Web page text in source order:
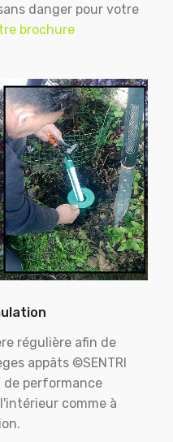
danger pour votre
brochure
régulière afin de
appâts ©SENTRI
de performance
comme à